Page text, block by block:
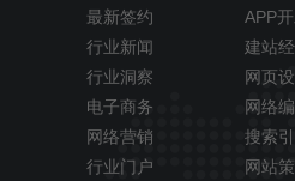
最新签约
行业新闻
行业洞察
电子商务
网络营销
行业门户
APP
建站
网页
网络
搜索
网站